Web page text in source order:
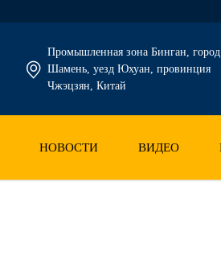
Промышленная зона Бинган, город
Шамень, уезд Юхуан, провинция
Чжэцзян, Китай
НОВОСТИ ВИДЕО